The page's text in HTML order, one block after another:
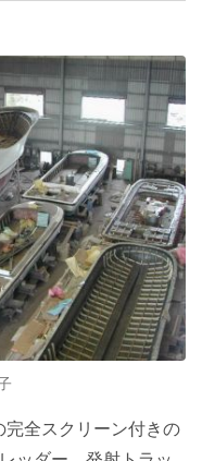
完全スクリーン付きの